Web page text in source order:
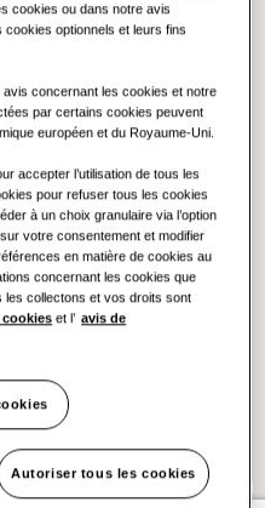
cookies ou dans notre avis
optionnels et leurs fins
concernant les cookies et notre
par certains cookies peuvent
européen et du Royaume-Uni.
accepter l’utilisation de tous les
pour refuser tous les cookies
à un choix granulaire via l’option
votre consentement et modifier
en matière de cookies au
concernant les cookies que
les collectons et vos droits sont
cookies et l’ avis de
Autoriser tous les cookies